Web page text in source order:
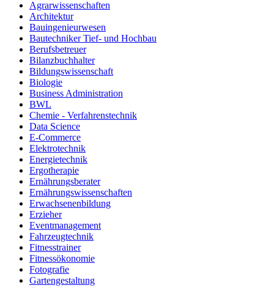
Agrarwissenschaften
Architektur
Bauingenieurwesen
Bautechniker Tief- und Hochbau
Berufsbetreuer
Bilanzbuchhalter
Bildungswissenschaft
Biologie
Business Administration
BWL
Chemie - Verfahrenstechnik
Data Science
E-Commerce
Elektrotechnik
Energietechnik
Ergotherapie
Ernährungsberater
Ernährungswissenschaften
Erwachsenenbildung
Erzieher
Eventmanagement
Fahrzeugtechnik
Fitnesstrainer
Fitnessökonomie
Fotografie
Gartengestaltung